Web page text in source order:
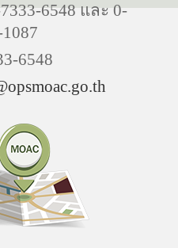
6548 และ 0-
6548